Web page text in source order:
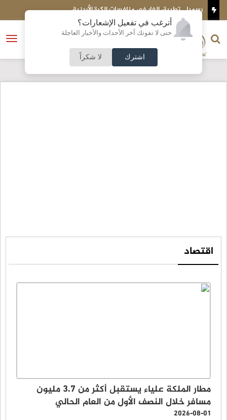
أترغب في تفعيل الإشعارات؟
حتى لا تفوتك آخر الأحداث والأخبار العاجلة
اشترك لا شكراً
رسميا .. تطبيق الفار في منافسات الكرة الأردنية
فتح
الناشر و رئيس التحرير
النسخة الكاملة
اقتصاد
مطار الملكة علياء يستقبل أكثر من 3.7 مليون
مسافر خلال النصف الأول من العام الحالي
2026-08-01